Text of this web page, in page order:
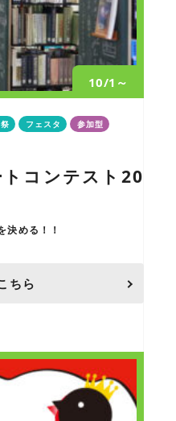
10/1～
フェスタ
参加型
コンテスト20
める！！
ちら